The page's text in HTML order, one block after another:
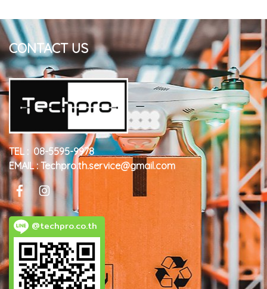
CONTACT US
TEL : 08-5595-9978
EMAIL : Techpro.th.service@gmail.com
@techpro.co.th